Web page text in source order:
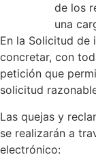
de los
una
En la Solicitud de
concretar, con
petición que
solicitud
Las quejas y
se realizarán a
electrónico: